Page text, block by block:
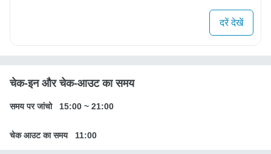
दरें देखें
चेक-इन और चेक-आउट का समय
समय पर जांचो 15:00 ~ 21:00
चेक आउट का समय 11:00